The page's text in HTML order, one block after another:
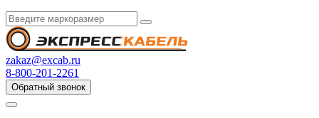
zakaz@excab.ru
8-800-201-2261
Обратный звонок